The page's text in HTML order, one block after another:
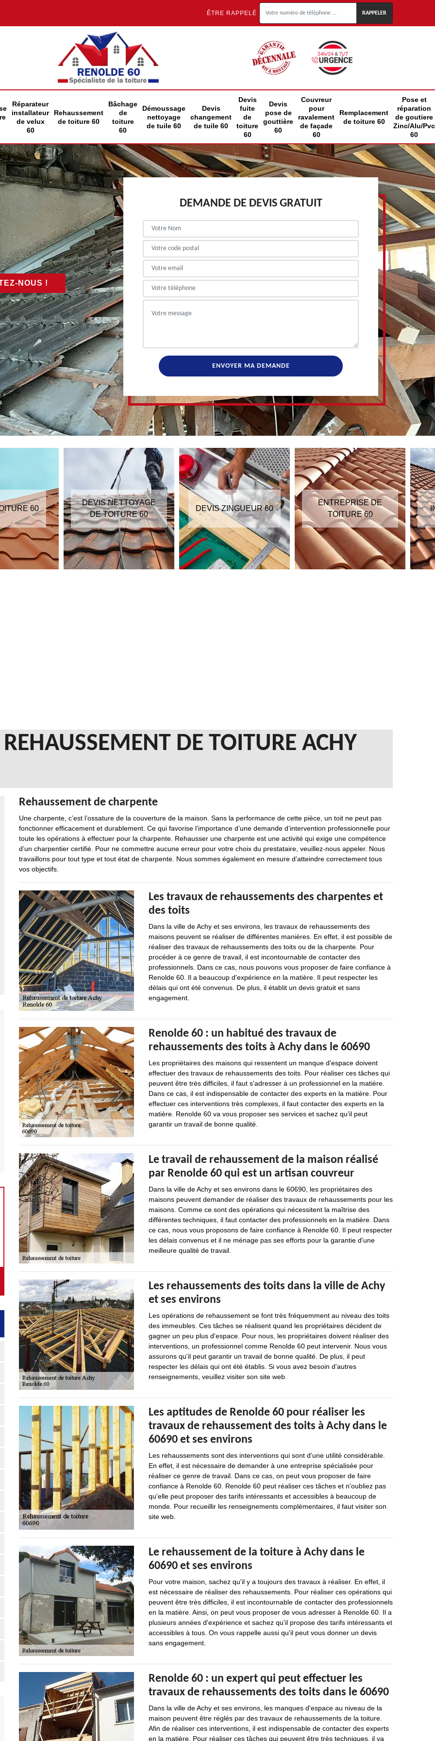
ÊTRE RAPPELÉ
Réparateur
installateur
de velux
60
Rehaussement
de toiture 60
Bâchage
de
toiture
60
Démoussage
nettoyage
de tuile 60
Devis
changement
de tuile 60
Devis
fuite
de
toiture
60
Devis
pose de
gouttière
60
Couvreur
pour
ravalement
de façade
60
Remplacement
de toiture 60
Pose et
réparation
de goutiere
Zinc/Alu/Pvc
60
NOUS !
DEMANDE DE DEVIS GRATUIT
60
DEVIS NETTOYAGE
DE TOITURE 60
DEVIS ZINGUEUR 60
ENTREPRISE DE
TOITURE 60
REHAUSSEMENT DE TOITURE ACHY
Rehaussement de charpente
Une charpente, c’est l’ossature de la couverture de la maison. Sans la performance de cette pièce, un toit ne peut pas
fonctionner efficacement et durablement. Ce qui favorise l’importance d’une demande d’intervention professionnelle pour
toute les opérations à effectuer pour la charpente. Rehausser une charpente est une activité qui exige une compétence
d’un charpentier certifié. Pour ne commettre aucune erreur pour votre choix du prestataire, veuillez-nous appeler. Nous
travaillons pour tout type et tout état de charpente. Nous sommes également en mesure d’atteindre correctement tous
vos objectifs.
Les travaux de rehaussements des charpentes et
des toits
Dans la ville de Achy et ses environs, les travaux de rehaussements des
maisons peuvent se réaliser de différentes manières. En effet, il est possible de
réaliser des travaux de rehaussements des toits ou de la charpente. Pour
procéder à ce genre de travail, il est incontournable de contacter des
professionnels. Dans ce cas, nous pouvons vous proposer de faire confiance à
Renolde 60. Il a beaucoup d'expérience en la matière. Il peut respecter les
délais qui ont été convenus. De plus, il établit un devis gratuit et sans
engagement.
Renolde 60 : un habitué des travaux de
rehaussements des toits à Achy dans le 60690
Les propriétaires des maisons qui ressentent un manque d'espace doivent
effectuer des travaux de rehaussements des toits. Pour réaliser ces tâches qui
peuvent être très difficiles, il faut s'adresser à un professionnel en la matière.
Dans ce cas, il est indispensable de contacter des experts en la matière. Pour
effectuer ces interventions très complexes, il faut contacter des experts en la
matière. Renolde 60 va vous proposer ses services et sachez qu'il peut
garantir un travail de bonne qualité.
Le travail de rehaussement de la maison réalisé
par Renolde 60 qui est un artisan couvreur
Dans la ville de Achy et ses environs dans le 60690, les propriétaires des
maisons peuvent demander de réaliser des travaux de rehaussements pour les
maisons. Comme ce sont des opérations qui nécessitent la maîtrise des
différentes techniques, il faut contacter des professionnels en la matière. Dans
ce cas, nous vous proposons de faire confiance à Renolde 60. Il peut respecter
les délais convenus et il ne ménage pas ses efforts pour la garantie d'une
meilleure qualité de travail.
Les rehaussements des toits dans la ville de Achy
et ses environs
Les opérations de rehaussement se font très fréquemment au niveau des toits
des immeubles. Ces tâches se réalisent quand les propriétaires décident de
gagner un peu plus d'espace. Pour nous, les propriétaires doivent réaliser des
interventions, un professionnel comme Renolde 60 peut intervenir. Nous vous
assurons qu'il peut garantir un travail de bonne qualité. De plus, il peut
respecter les délais qui ont été établis. Si vous avez besoin d'autres
renseignements, veuillez visiter son site web.
Les aptitudes de Renolde 60 pour réaliser les
travaux de rehaussement des toits à Achy dans le
60690 et ses environs
Les rehaussements sont des interventions qui sont d'une utilité considérable.
En effet, il est nécessaire de demander à une entreprise spécialisée pour
réaliser ce genre de travail. Dans ce cas, on peut vous proposer de faire
confiance à Renolde 60. Renolde 60 peut réaliser ces tâches et n'oubliez pas
qu'elle peut proposer des tarifs intéressants et accessibles à beaucoup de
monde. Pour recueillir les renseignements complémentaires, il faut visiter son
site web.
Le rehaussement de la toiture à Achy dans le
60690 et ses environs
Pour votre maison, sachez qu'il y a toujours des travaux à réaliser. En effet, il
est nécessaire de réaliser des rehaussements. Pour réaliser ces opérations qui
peuvent être très difficiles, il est incontournable de contacter des professionnels
en la matière. Ainsi, on peut vous proposer de vous adresser à Renolde 60. Il a
plusieurs années d'expérience et sachez qu'il propose des tarifs intéressants et
accessibles à tous. On vous rappelle aussi qu'il peut vous donner un devis
sans engagement.
Renolde 60 : un expert qui peut effectuer les
travaux de rehaussements des toits dans le 60690
Dans la ville de Achy et ses environs, les manques d'espace au niveau de la
maison peuvent être réglés par des travaux de rehaussements de la toiture.
Afin de réaliser ces interventions, il est indispensable de contacter des experts
en la matière. Pour réaliser ces tâches qui peuvent être très techniques, il va